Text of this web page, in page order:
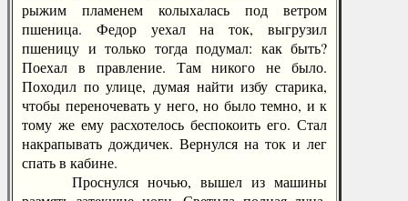
рыжим пламенем колыхалась под ветром
пшеница. Федор уехал на ток, выгрузил
пшеницу и только тогда подумал: как быть?
Поехал в правление. Там никого не было.
Походил по улице, думая найти избу старика,
чтобы переночевать у него, но было темно, и к
тому же ему расхотелось беспокоить его. Стал
накрапывать дождичек. Вернулся на ток и лег
спать в кабине.
Проснулся ночью, вышел из машины